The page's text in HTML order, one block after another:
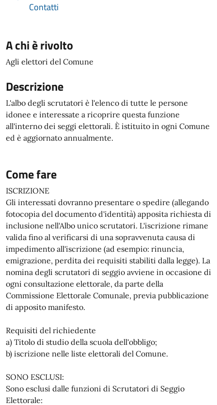
Contatti
A chi è rivolto
Agli elettori del Comune
Descrizione
L'albo degli scrutatori è l'elenco di tutte le persone
idonee e interessate a ricoprire questa funzione
all'interno dei seggi elettorali. È istituito in ogni Comune
ed è aggiornato annualmente.
Come fare
ISCRIZIONE
Gli interessati dovranno presentare o spedire (allegando
fotocopia del documento d'identità) apposita richiesta di
inclusione nell'Albo unico scrutatori. L'iscrizione rimane
valida fino al verificarsi di una sopravvenuta causa di
impedimento all'iscrizione (ad esempio: rinuncia,
emigrazione, perdita dei requisiti stabiliti dalla legge). La
nomina degli scrutatori di seggio avviene in occasione di
ogni consultazione elettorale, da parte della
Commissione Elettorale Comunale, previa pubblicazione
di apposito manifesto.
Requisiti del richiedente
a) Titolo di studio della scuola dell'obbligo;
b) iscrizione nelle liste elettorali del Comune.
SONO ESCLUSI:
Sono esclusi dalle funzioni di Scrutatori di Seggio
Elettorale: